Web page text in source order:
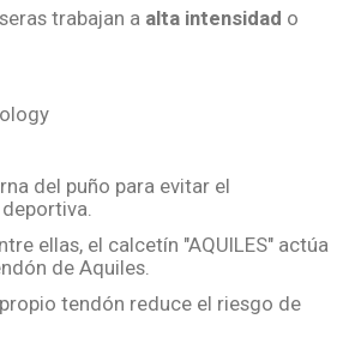
trabajan a alta intensidad o
del puño para evitar el
ellas, el calcetín "AQUILES" actúa
de Aquiles.
tendón reduce el riesgo de